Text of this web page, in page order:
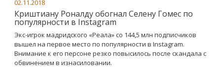
02.11.2018
Криштиану Роналду обогнал Селену Гомес по
популярности в Instagram
Экс-игрок мадридского «Реала» со 144,5 млн подписчиков
вышел на первое место по популярности в Instagram.
Внимание к его персоне резко повысилось после скандала с
обвинением в изнасиловании.